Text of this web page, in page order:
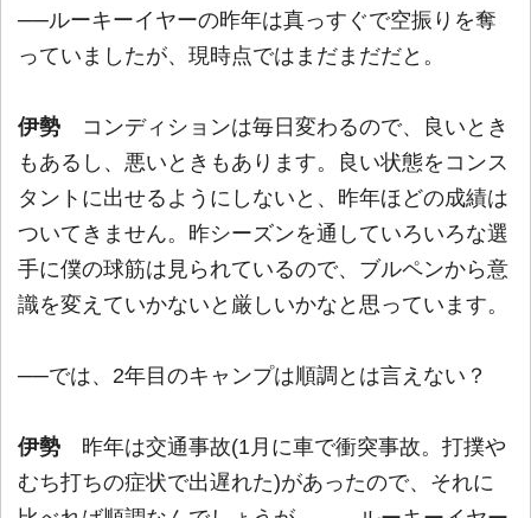
──ルーキーイヤーの昨年は真っすぐで空振りを奪
っていましたが、現時点ではまだまだだと。
伊勢 コンディションは毎日変わるので、良いとき
もあるし、悪いときもあります。良い状態をコンス
タントに出せるようにしないと、昨年ほどの成績は
ついてきません。昨シーズンを通していろいろな選
手に僕の球筋は見られているので、ブルペンから意
識を変えていかないと厳しいかなと思っています。
──では、2年目のキャンプは順調とは言えない？
伊勢 昨年は交通事故(1月に車で衝突事故。打撲や
むち打ちの症状で出遅れた)があったので、それに